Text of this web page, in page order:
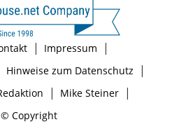
| Impressum |
Hinweise zum Datenschutz |
| Mike Steiner|
Copyright